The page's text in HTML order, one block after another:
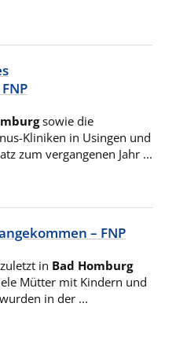
sowie die
Kliniken in Usingen und
zum vergangenen Jahr ...
– FNP
in Bad Homburg
Mütter mit Kindern und
in der ...